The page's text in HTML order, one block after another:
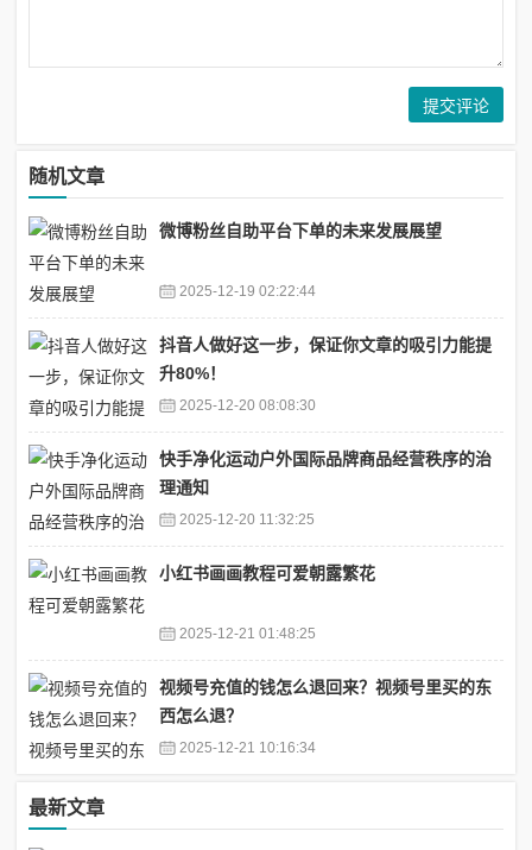
随机文章
微博粉丝自助平台下单的未来发展展望
2025-12-19 02:22:44
抖音人做好这一步，保证你文章的吸引力能提
升80%！
2025-12-20 08:08:30
快手净化运动户外国际品牌商品经营秩序的治
理通知
2025-12-20 11:32:25
小红书画画教程可爱朝露繁花
2025-12-21 01:48:25
视频号充值的钱怎么退回来？视频号里买的东
西怎么退？
2025-12-21 10:16:34
最新文章